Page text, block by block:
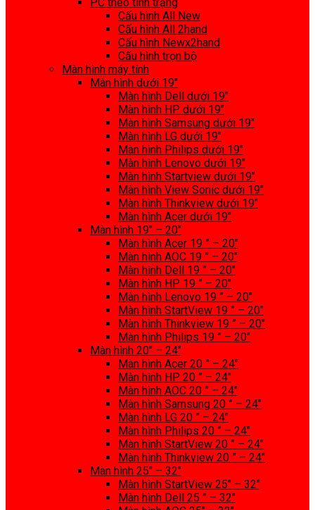
Cấu hình All New
Cấu hình All 2hand
Cấu hình Newx2hand
Cấu hình trọn bộ
Màn hình máy tính
Màn hình dưới 19″
Màn hình Dell dưới 19″
Màn hình HP dưới 19″
Màn hình Samsung dưới 19″
Màn hình LG dưới 19″
Màn hình Philips dưới 19″
Màn hình Lenovo dưới 19″
Màn hình Startview dưới 19″
Màn hình View Sonic dưới 19″
Màn hình Thinkview dưới 19″
Màn hình Acer dưới 19″
Màn hình 19″ – 20″
Màn hình Acer 19 ” – 20″
Màn hình AOC 19 ” – 20″
Màn hình Dell 19 ” – 20″
Màn hình HP 19 ” – 20″
Màn hình Lenovo 19 ” – 20″
Màn hình StartView 19 ” – 20″
Màn hình Thinkview 19 ” – 20″
Màn hình Philips 19 ” – 20″
Màn hình 20″ – 24″
Màn hình Acer 20 ” – 24″
Màn hình HP 20 ” – 24″
Màn hình AOC 20 ” – 24″
Màn hình Samsung 20 ” – 24″
Màn hình LG 20 ” – 24″
Màn hình Philips 20 ” – 24″
Màn hình StartView 20 ” – 24″
Màn hình Thinkview 20 ” – 24″
Màn hình 25″ – 32″
Màn hình StartView 25″ – 32″
Màn hình Dell 25 ” – 32″